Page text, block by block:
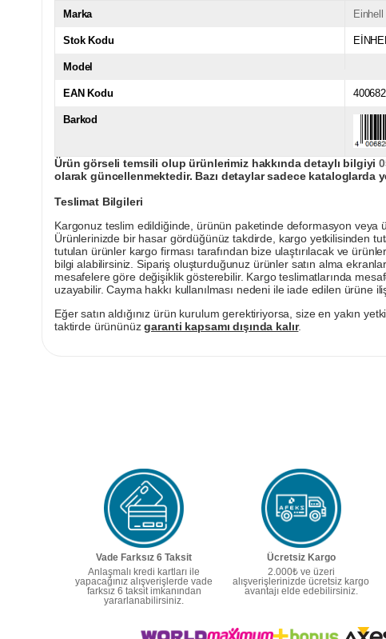
Marka Einhell
Stok Kodu
Model
EAN Kodu
Barkod
Ürün görseli temsili olup ürünlerimiz hakkında detaylı bilgiyi
olarak güncellenmektedir. Bazı detaylar sadece kataloglarda
Teslimat Bilgileri
Kargonuz teslim edildiğinde, ürünün paketinde deformasyon
Ürünlerinizde bir hasar gördüğünüz takdirde, kargo yetkilisinden
tutulan ürünler kargo firması tarafından bize ulaştırılacak ve
bilgi alabilirsiniz. Sipariş oluşturduğunuz ürünler satın alma
mesafelere göre değişiklik gösterebilir. Kargo teslimatlarında
uzayabilir. Cayma hakkı kullanılması nedeni ile iade edilen ürüne
Eğer satın aldığınız ürün kurulum gerektiriyorsa, size en yakın
taktirde ürününüzgaranti kapsamı dışında kalır.
Vade Farksız 6 Taksit
Anlaşmalı kredi kartları ile
yapacağınız alışverişlerde vade
farksız 6 taksit imkanından
yararlanabilirsiniz.
Ücretsiz Kargo
2.000₺ ve üzeri
alışverişlerinizde ücretsiz kargo
avantajı elde edebilirsiniz.